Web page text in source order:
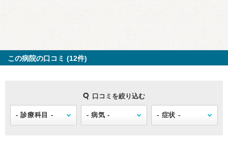
この病院の口コミ (12件)
口コミを絞り込む